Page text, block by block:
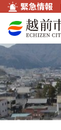
緊急情報